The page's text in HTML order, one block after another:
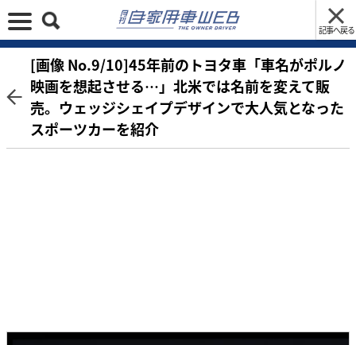
記事へ戻る
[画像 No.9/10]45年前のトヨタ車「車名がポルノ
映画を想起させる…」北米では名前を変えて販
売。ウェッジシェイプデザインで大人気となった
スポーツカーを紹介